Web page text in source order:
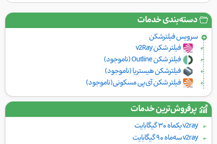
دسته‌بندی خدمات
سرویس فیلتر‌شکن
فیلتر شکن v2Ray
فیلتر شکن Outline (ناموجود)
فیلترشکن هیستریا (ناموجود)
فیلتر شکن آی‌پی مسکونی(ناموجود)
پرفروش‌ترین خدمات
v2ray یکماه ۳۰ گیگابایت
v2ray سه‌ماه ۹۰ گیگابایت